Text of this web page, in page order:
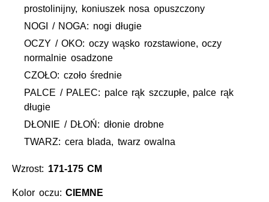
prostolinijny, koniuszek nosa opuszczony
NOGI / NOGA: nogi długie
OCZY / OKO: oczy wąsko rozstawione, oczy
normalnie osadzone
CZOŁO: czoło średnie
PALCE / PALEC: palce rąk szczupłe, palce rąk
długie
DŁONIE / DŁOŃ: dłonie drobne
TWARZ: cera blada, twarz owalna
Wzrost: 171-175 CM
Kolor oczu:CIEMNE